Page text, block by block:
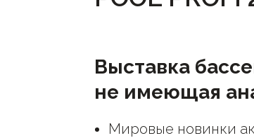
Выставка
не имеющая
Мировые новинки